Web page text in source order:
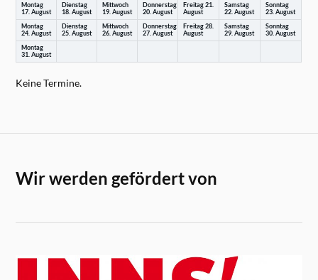
Montag
17. August
Dienstag
18. August
Mittwoch
19. August
Donnerstag
20. August
Freitag 21.
August
Samstag
22. August
Sonntag
23. August
Montag
24. August
Dienstag
25. August
Mittwoch
26. August
Donnerstag
27. August
Freitag 28.
August
Samstag
29. August
Sonntag
30. August
Montag
31. August
Keine Termine.
Wir werden gefördert von